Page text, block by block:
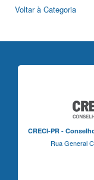
Voltar à Categoria
CRECI-PR -
Rua General